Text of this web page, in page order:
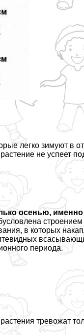
легко зимуют в
не успеет
осенью,
в которых
периода.
тревожат